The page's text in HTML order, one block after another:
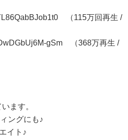
（115万回再生 /
gSm （368万再生 /
ます。
ングにも♪
イト♪